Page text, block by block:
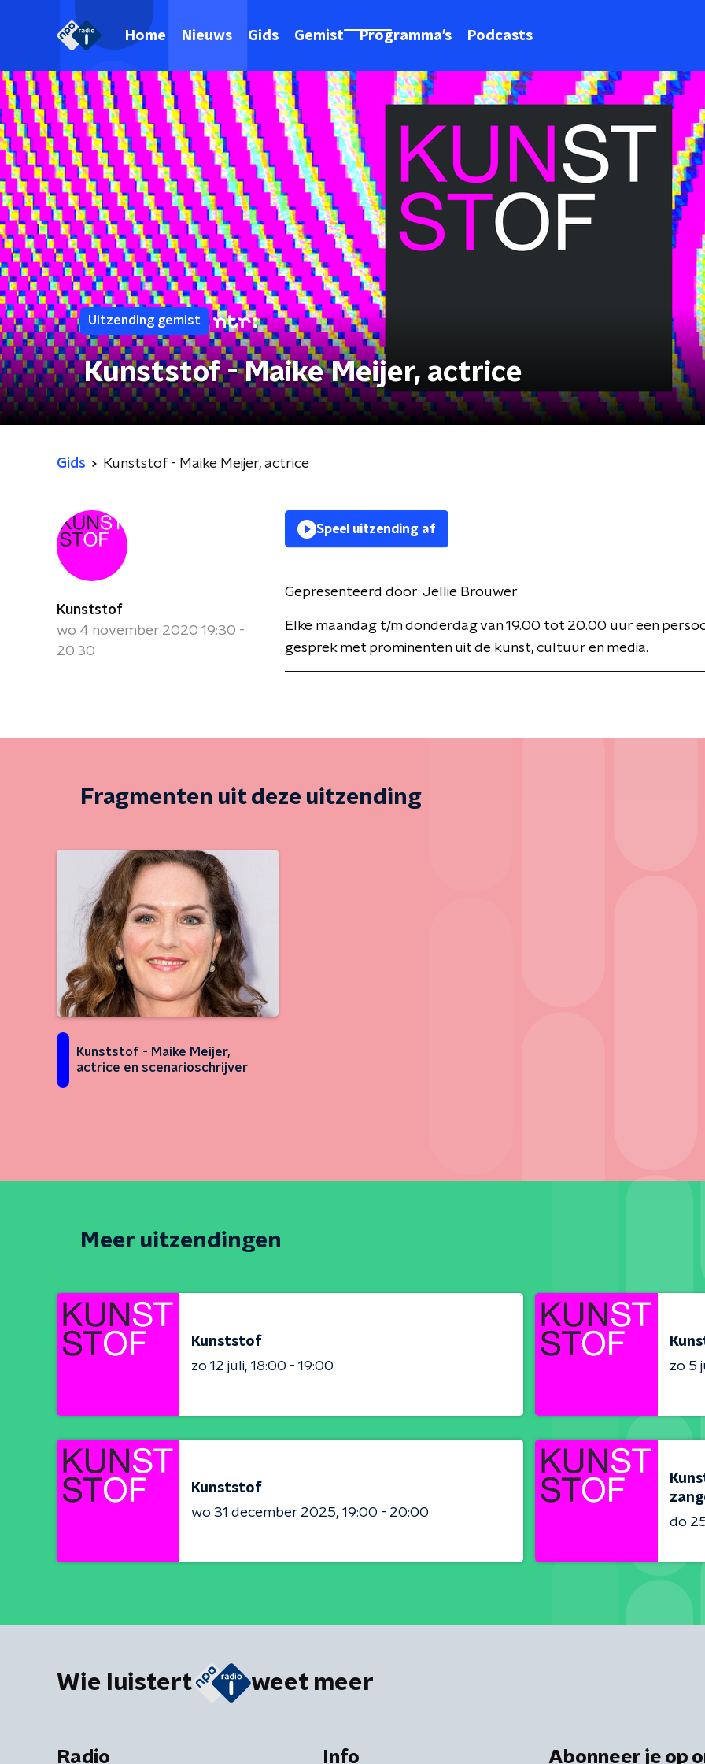
Home Nieuws Gids Gemist Programma's Podcasts
Uitzending gemist
Kunststof - Maike Meijer, actrice
Gids Kunststof - Maike Meijer, actrice
Kunststof
wo 4 november 2020 19:30 -
20:30
Speel uitzending af
Gepresenteerd door: Jellie Brouwer
Elke maandag t/m donderdag van 19.00 tot 20.00 uur een
gesprek met prominenten uit de kunst, cultuur en media.
Fragmenten uit deze uitzending
Kunststof - Maike Meijer,
actrice en scenarioschrijver
Meer uitzendingen
Kunststof
zo 12 juli 18:00 - 19:00
zo 5
Kunststof
wo 31 december 2025 19:00 - 20:00
do
Wie luistert weet meer
Radio Info Abonneer je op